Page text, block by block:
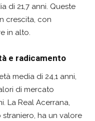
di 21,7 anni. Queste
crescita, con
in alto.
e radicamento
media di 24,1 anni,
di mercato
La Real Acerrana,
ha un valore